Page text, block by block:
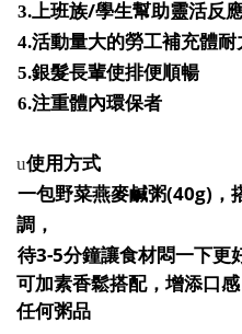
3.上班族/學生幫助靈活反
4.活動量大的勞工補充體耐
5.銀髮長輩使排便順暢
6.注重體內環保者
u使用方式
一包野菜燕麥鹹粥(40g) ，
調，
待3-5分鐘讓食材悶一下更
可加素香鬆搭配，增添口
任何粥品